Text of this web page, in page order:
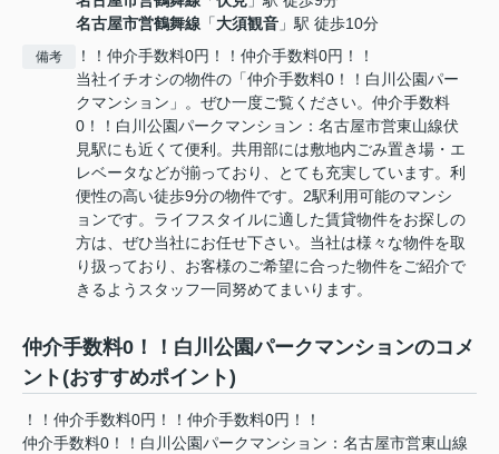
名古屋市営鶴舞線 「大須観音 」駅 徒歩10分
備考
！！仲介手数料0円！！仲介手数料0円！！
当社イチオシの物件の「仲介手数料0！！白川公園パー
クマンション」。ぜひ一度ご覧ください。仲介手数料
0！！白川公園パークマンション：名古屋市営東山線伏
見駅にも近くて便利。共用部には敷地内ごみ置き場・エ
レベータなどが揃っており、とても充実しています。利
便性の高い徒歩9分の物件です。2駅利用可能のマンシ
ョンです。ライフスタイルに適した賃貸物件をお探しの
方は、ぜひ当社にお任せ下さい。当社は様々な物件を取
り扱っており、お客様のご希望に合った物件をご紹介で
きるようスタッフ一同努めてまいります。
仲介手数料0！！白川公園パークマンションのコメ
ント(おすすめポイント)
！！仲介手数料0円！！仲介手数料0円！！
仲介手数料0！！白川公園パークマンション：名古屋市営東山線